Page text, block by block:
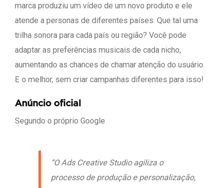
marca produziu um vídeo de um novo produto e ele
atende a personas de diferentes países. Que tal uma
trilha sonora para cada país ou região? Você pode
adaptar as preferências musicais de cada nicho,
aumentando as chances de chamar atenção do usuário.
E o melhor, sem criar campanhas diferentes para isso!
Anúncio oficial
Segundo o próprio Google
“O Ads Creative Studio agiliza o
processo de produção e personalização,